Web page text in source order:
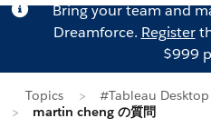
Bring your team and
Dreamforce. Register
$999
Topics
#Tableau
martin cheng の質問